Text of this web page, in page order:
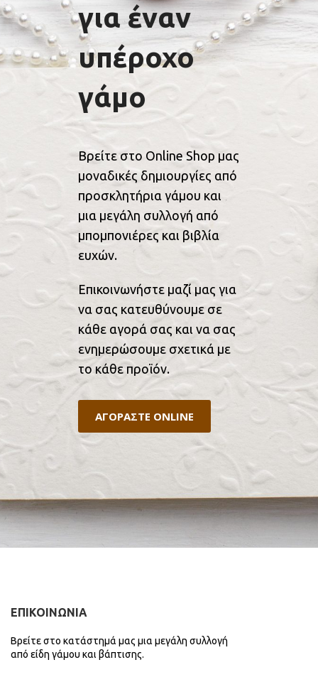
για έναν
υπέροχο
γάμο
Βρείτε στο Online Shop μας
μοναδικές δημιουργίες από
προσκλητήρια γάμου και
μια μεγάλη συλλογή από
μπομπονιέρες και βιβλία
ευχών.
Επικοινωνήστε μαζί μας για
να σας κατευθύνουμε σε
κάθε αγορά σας και να σας
ενημερώσουμε σχετικά με
το κάθε προϊόν.
ΑΓΟΡΑΣΤΕ ONLINE
ΕΠΙΚΟΙΝΩΝΙΑ
Βρείτε στο κατάστημά μας μια μεγάλη συλλογή
από είδη γάμου και βάπτισης.